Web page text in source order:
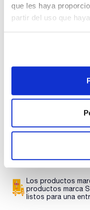
que les haya
partir del uso que
Características
Capacidad : x 500 g
Documentación
TDS / Ficha técnica
SDS/ Hoja de
Los productos
productos marca
listos para una